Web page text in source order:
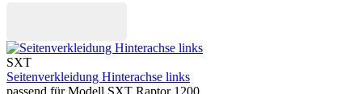
SXT
Seitenverkleidung Hinterachse links
passend für Modell SXT Raptor 1200